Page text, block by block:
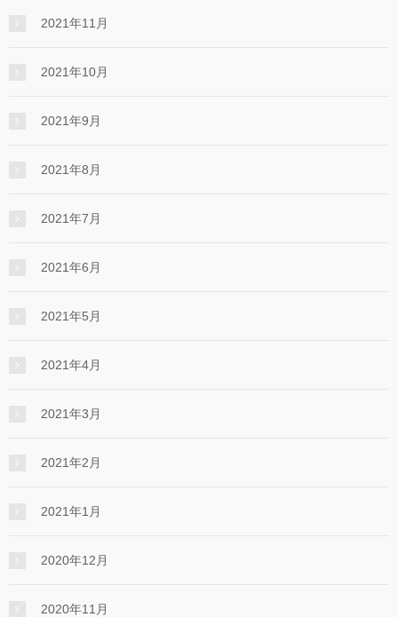
2021年11月
2021年10月
2021年9月
2021年8月
2021年7月
2021年6月
2021年5月
2021年4月
2021年3月
2021年2月
2021年1月
2020年12月
2020年11月